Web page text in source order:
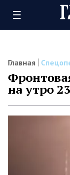
Главная
на утро